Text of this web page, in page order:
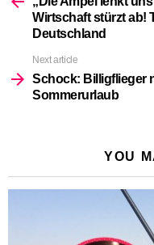
Wirtschaft stürzt ab!
Deutschland
Next article
Schock: Billigflieger
Sommerurlaub
YOU